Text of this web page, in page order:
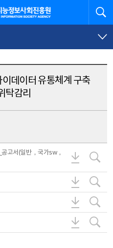
진흥원
데이터 유통체계 구축
탁감리
고서(일반，국가sw，
1._제안요
2._긴급입
4._대상사